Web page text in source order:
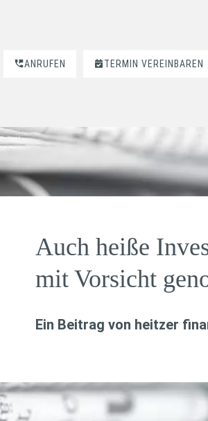
ANRUFEN TERMIN VEREINBAREN
Auch heiße
mit Vorsicht
Ein Beitrag von heitzer